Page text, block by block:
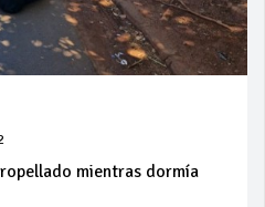
mientras dormía